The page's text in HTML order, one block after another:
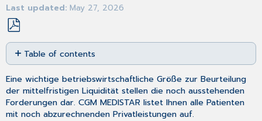
Last updated May 27, 2026
Save
as
PDF
Table of contents
No
headers
Eine wichtige betriebswirtschaftliche Größe zur Beurteilung
der mittelfristigen Liquidität stellen die noch ausstehenden
Forderungen dar. CGM MEDISTAR listet Ihnen alle Patienten
mit noch abzurechnenden Privatleistungen auf.